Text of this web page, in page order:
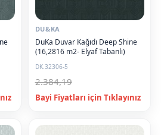
DU&KA
DuKa Duvar Kağıdı Deep Shine
(16,2816 m2- Elyaf Tabanlı)
DK.32306-5
2.384,19